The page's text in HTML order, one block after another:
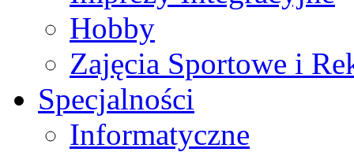
Hobby
Zajęcia Sportowe i
Specjalności
Informatyczne